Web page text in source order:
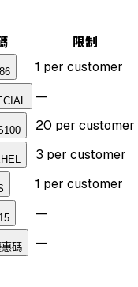
限制
1 per customer
—
20 per customer
3 per customer
1 per customer
—
碼
—